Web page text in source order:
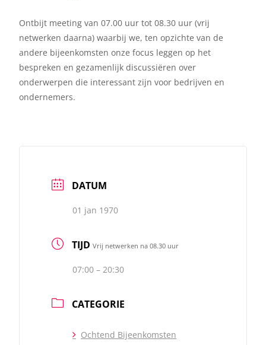
Ontbijt meeting van 07.00 uur tot 08.30 uur (vrij
netwerken daarna) waarbij we, ten opzichte van de
andere bijeenkomsten onze focus leggen op het
bespreken en gezamenlijk discussiëren over
onderwerpen die interessant zijn voor bedrijven en
ondernemers.
DATUM
01 jan 1970
TIJD Vrij netwerken na 08.30 uur
07:00 – 20:30
CATEGORIE
Ochtend Bijeenkomsten